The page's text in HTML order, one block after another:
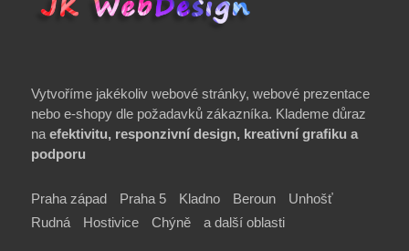
Vytvoříme jakékoliv webové stránky, webové prezentace
nebo e-shopy dle požadavků zákazníka. Klademe důraz
na efektivitu, responzivní design, kreativní grafiku a
podporu
Praha západ Praha 5 Kladno Beroun
Unhošť
Rudná
Hostivice Chýně a další oblasti